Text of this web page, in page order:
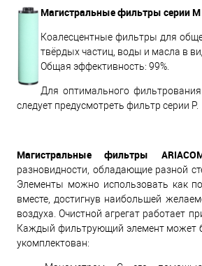
Магистральные фильтры серии M
Коалесцентные фильтры для
твёрдых частиц, воды и масла в
Общая эффективность: 99%.
Для оптимального
следует предусмотреть фильтр серии P.
Магистральные фильтры
разновидности, обладающие разной
Элементы можно использовать как
вместе, достигнув наибольшей
воздуха. Очистной агрегат работает
Каждый фильтрующий элемент может
укомплектован: